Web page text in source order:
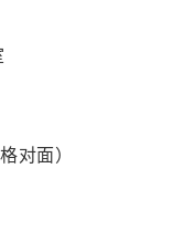
对面）